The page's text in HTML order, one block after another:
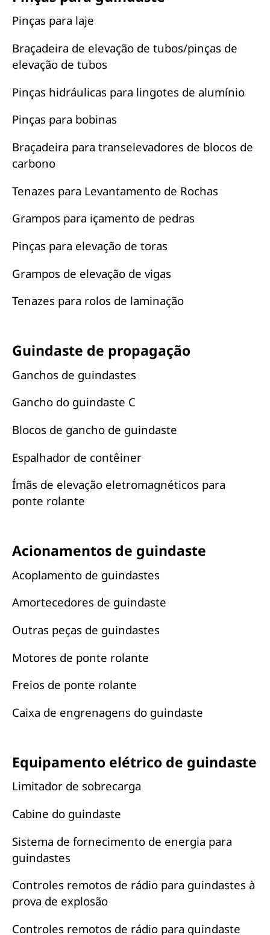
Pinças para laje
Braçadeira de elevação de tubos/pinças de
elevação de tubos
Pinças hidráulicas para lingotes de alumínio
Pinças para bobinas
Braçadeira para transelevadores de blocos de
carbono
Tenazes para Levantamento de Rochas
Grampos para içamento de pedras
Pinças para elevação de toras
Grampos de elevação de vigas
Tenazes para rolos de laminação
Guindaste de propagação
Ganchos de guindastes
Gancho do guindaste C
Blocos de gancho de guindaste
Espalhador de contêiner
Ímãs de elevação eletromagnéticos para
ponte rolante
Acionamentos de guindaste
Acoplamento de guindastes
Amortecedores de guindaste
Outras peças de guindastes
Motores de ponte rolante
Freios de ponte rolante
Caixa de engrenagens do guindaste
Equipamento elétrico de guindaste
Limitador de sobrecarga
Cabine do guindaste
Sistema de fornecimento de energia para
guindastes
Controles remotos de rádio para guindastes à
prova de explosão
Controles remotos de rádio para guindaste